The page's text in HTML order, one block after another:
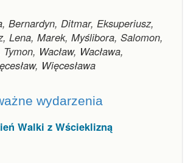
Bernardyn, Ditmar, Eksuperiusz,
Lena, Marek, Myślibora, Salomon,
Wacław, Wacława,
Więcesława
wydarzenia
Walki z Wścieklizną